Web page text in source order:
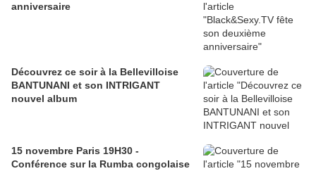
anniversaire
Découvrez ce soir à la Bellevilloise
BANTUNANI et son INTRIGANT
nouvel album
15 novembre Paris 19H30 -
Conférence sur la Rumba congolaise